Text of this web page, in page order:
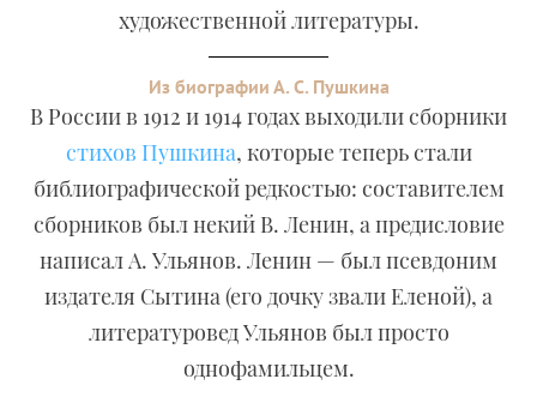
художественной литературы.
Из биографии А. С. Пушкина
В России в 1912 и 1914 годах выходили сборники
стихов Пушкина, которые теперь стали
библиографической редкостью: составителем
сборников был некий В. Ленин, а предисловие
написал А. Ульянов. Ленин — был псевдоним
издателя Сытина (его дочку звали Еленой), а
литературовед Ульянов был просто
однофамильцем.